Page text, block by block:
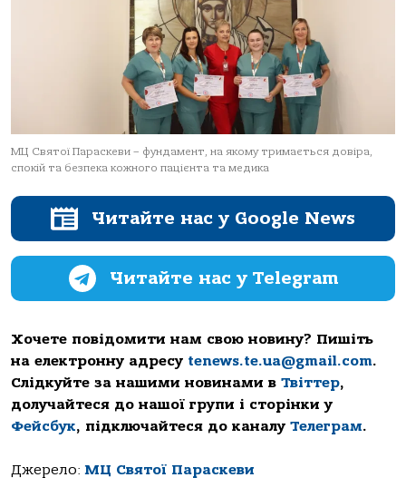
МЦ Святої Параскеви – фундамент, на якому тримається довіра,
спокій та безпека кожного пацієнта та медика
Читайте нас у Google News
Читайте нас у Telegram
Хочете повідомити нам свою новину? Пишіть
на електронну адресу tenews.te.ua@gmail.com.
Слідкуйте за нашими новинами в Твіттер,
долучайтеся до нашої групи і сторінки у
Фейсбук, підключайтеся до каналу Телеграм.
Джерело: МЦ Святої Параскеви